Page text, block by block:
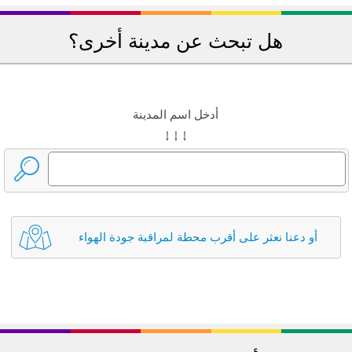
هل تبحث عن مدينة أخرى؟
أدخل اسم المدينة
↓ ↓ ↓
أو دعنا نعثر على أقرب محطة لمراقبة جودة الهواء